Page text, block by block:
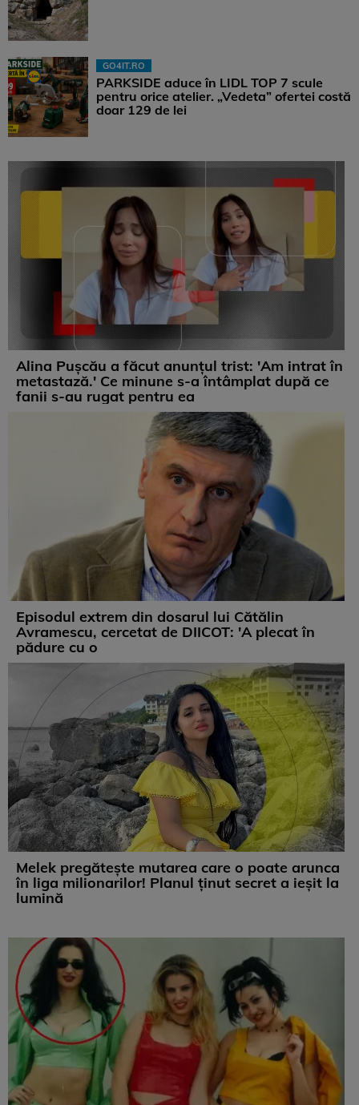
GO4IT.RO
PARKSIDE aduce în LIDL TOP 7 scule
pentru orice atelier. „Vedeta” ofertei costă
doar 129 de lei
Alina Pușcău a făcut anunțul trist: 'Am intrat în
metastază.' Ce minune s-a întâmplat după ce
fanii s-au rugat pentru ea
Episodul extrem din dosarul lui Cătălin
Avramescu, cercetat de DIICOT: 'A plecat în
pădure cu o
Melek pregătește mutarea care o poate arunca
în liga milionarilor! Planul ținut secret a ieșit la
lumină